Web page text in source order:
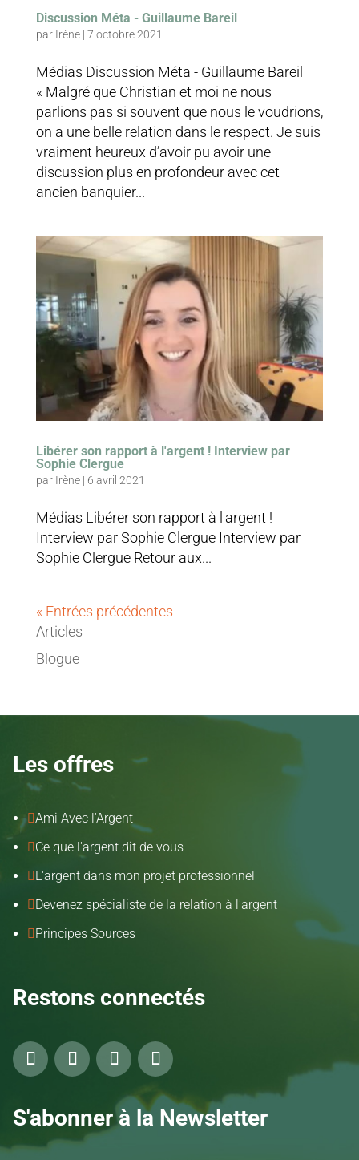
Discussion Méta - Guillaume Bareil
par Irène| 7 octobre 2021
Médias Discussion Méta - Guillaume Bareil
« Malgré que Christian et moi ne nous
parlions pas si souvent que nous le voudrions,
on a une belle relation dans le respect. Je suis
vraiment heureux d’avoir pu avoir une
discussion plus en profondeur avec cet
ancien banquier...
Libérer son rapport à l'argent ! Interview par
Sophie Clergue
par Irène| 6 avril 2021
Médias Libérer son rapport à l'argent !
Interview par Sophie Clergue Interview par
Sophie Clergue Retour aux...
« Entrées précédentes
Articles
Blogue
Les offres
Ami Avec l'Argent
Ce que l'argent dit de vous
 L'argent dans mon projet professionnel
 Devenez spécialiste de la relation à l'argent
 Principes Sources
Restons connectés
S'abonner à la Newsletter